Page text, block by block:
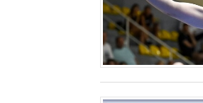
Ο
U21: